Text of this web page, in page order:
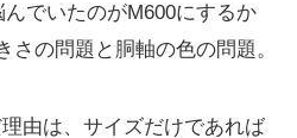
でいたのがM600にするか
さの問題と胴軸の色の問題。
由は、サイズだけであれば